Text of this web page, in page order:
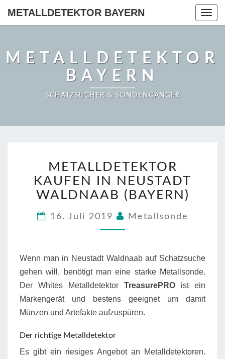
METALLDETEKTOR BAYERN
METALLDETEKTOR
BAYERN
SCHATZSUCHER & SONDENGÄNGER
KAUFEN
IN
NEUSTADT
WALDNAAB
(BAYERN)
METALLDETEKTOR
KAUFEN IN NEUSTADT
WALDNAAB (BAYERN)
16. Juli 2019 Metallsonde
Wenn man in Neustadt Waldnaab auf Schatzsuche
gehen will, benötigt man eine starke Metallsonde.
Der Whites Metalldetektor TreasurePRO ist ein
Markengerät und bestens geeignet um damit
Münzen und Artefakte aufzuspüren.
Der richtige Metalldetektor
Es gibt ein riesiges Angebot an Metalldetektoren.